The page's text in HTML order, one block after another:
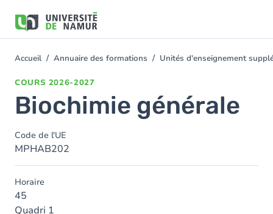
contenu
You
Accueil Annuaire des formations Unités d'enseignement
COURS 2026-2027
Biochimie générale
Code de l'UE
MPHAB202
Horaire
45
Quadri 1